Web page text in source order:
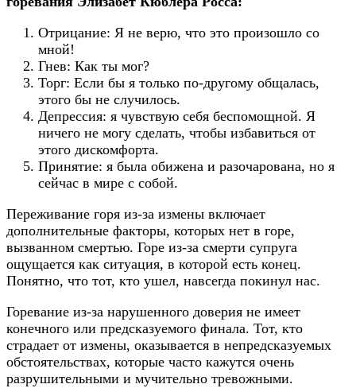
Отрицание: Я не верю, что это произошло со
мной!
Гнев: Как ты мог?
Торг: Если бы я только по-другому общалась,
этого бы не случилось.
Депрессия: я чувствую себя беспомощной. Я
ничего не могу сделать, чтобы избавиться от
этого дискомфорта.
Принятие: я была обижена и разочарована, но я
сейчас в мире с собой.
Переживание горя из-за измены включает
дополнительные факторы, которых нет в горе,
вызванном смертью. Горе из-за смерти супруга
ощущается как ситуация, в которой есть конец.
Понятно, что тот, кто ушел, навсегда покинул нас.
Горевание из-за нарушенного доверия не имеет
конечного или предсказуемого финала. Тот, кто
страдает от измены, оказывается в непредсказуемых
обстоятельствах, которые часто кажутся очень
разрушительными и мучительно тревожными.